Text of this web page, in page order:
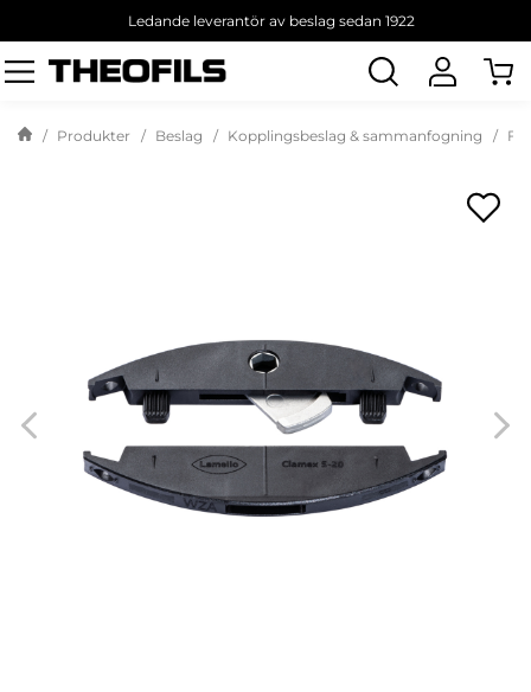
Ledande leverantör av beslag sedan 1922
Sök
produkt
Produkter Beslag Kopplingsbeslag & sammanfogning